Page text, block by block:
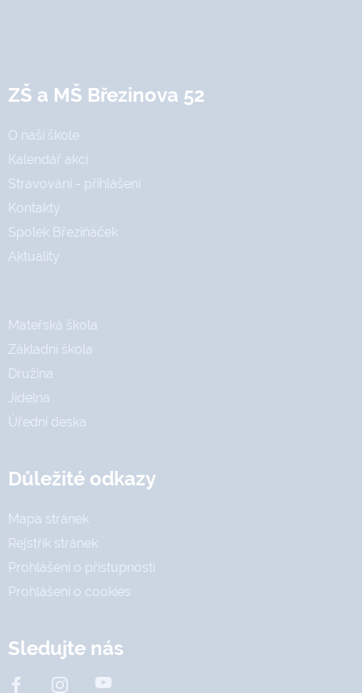
ZŠ a MŠ Březinova 52
O naší škole
Kalendář akcí
Stravování - přihlášení
Kontakty
Spolek Březiňáček
Aktuality
Mateřská škola
Základní škola
Družina
Jídelna
Úřední deska
Důležité odkazy
Mapa stránek
Rejstřík stránek
Prohlášení o přístupnosti
Prohlášení o cookies
Sledujte nás